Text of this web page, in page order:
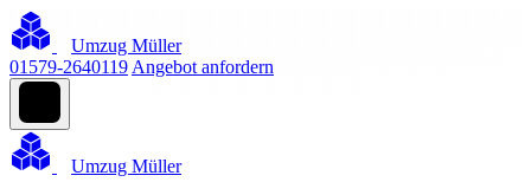
Umzug Müller
01579-2640119 Angebot anfordern
Umzug Müller